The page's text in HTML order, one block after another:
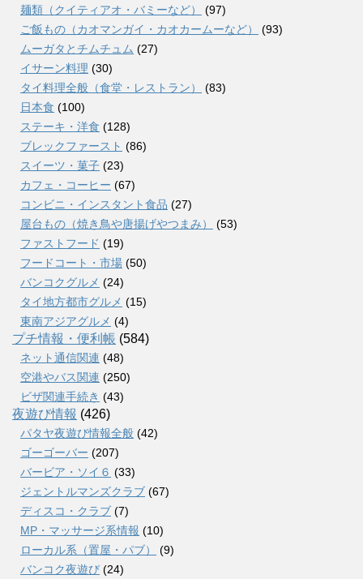
麺類（クイティアオ・バミーなど）
(97)
ご飯もの（カオマンガイ・カオカームーなど）
(93)
ムーガタとチムチュム (27)
イサーン料理 (30)
タイ料理全般（食堂・レストラン）
(83)
日本食 (100)
ステーキ・洋食 (128)
ブレックファースト (86)
スイーツ・菓子 (23)
カフェ・コーヒー (67)
コンビニ・インスタント食品 (27)
屋台もの（焼き鳥や唐揚げやつまみ）
(53)
ファストフード (19)
フードコート・市場 (50)
バンコクグルメ (24)
タイ地方都市グルメ (15)
東南アジアグルメ (4)
プチ情報・便利帳 (584)
ネット通信関連 (48)
空港やバス関連 (250)
ビザ関連手続き (43)
夜遊び情報 (426)
パタヤ夜遊び情報全般 (42)
ゴーゴーバー (207)
バービア・ソイ６ (33)
ジェントルマンズクラブ (67)
ディスコ・クラブ (7)
MP・マッサージ系情報 (10)
ローカル系（置屋・パブ）
(9)
バンコク夜遊び (24)